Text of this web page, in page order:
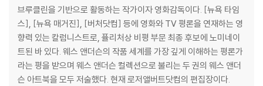
알곤퀸 호텔에서
웨스 앤더슨 : 세 번째 인터뷰
어제의 세계들 by 알리 아리칸
슈테판 츠바이크 : 발췌
완전히 다른 요소 : 로버트 D. 예먼 인터뷰
브루클린을 기반으로 활동하는 작가이자 영화감독이다. [뉴욕 타임
스], [뉴욕 매거진], [버처닷컴] 등에 영화와 TV 평론을 연재하는 영
향력 있는 칼럼니스트로, 퓰리처상 비평 부문 최종 후보에 노미네이
트된 바 있다. 웨스 앤더슨의 작품 세계를 가장 깊게 이해하는 평론가
라는 평을 받으며 웨스 앤더슨 컬렉션으로 불리는 두 권의 웨스 앤더
슨 아트북을 모두 저술했다. 현재 로저앨버트닷컴의 편집장이다.